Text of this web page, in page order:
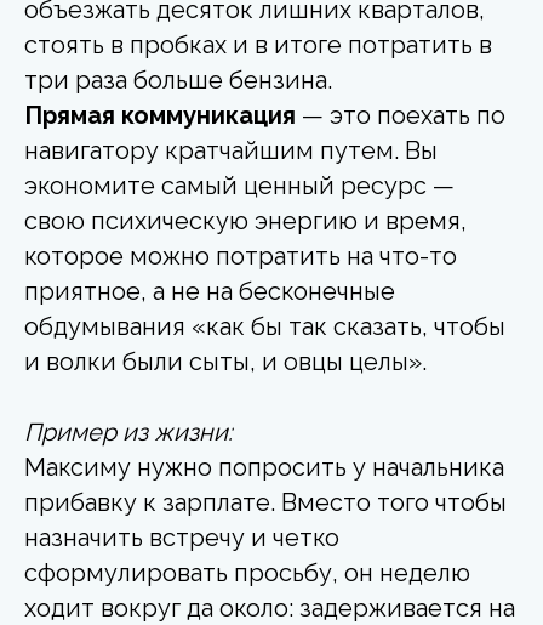
объезжать десяток лишних кварталов,
стоять в пробках и в итоге потратить в
три раза больше бензина.
Прямая коммуникация — это поехать по
навигатору кратчайшим путем. Вы
экономите самый ценный ресурс —
свою психическую энергию и время,
которое можно потратить на что-то
приятное, а не на бесконечные
обдумывания «как бы так сказать, чтобы
и волки были сыты, и овцы целы».
Пример из жизни:
Максиму нужно попросить у начальника
прибавку к зарплате. Вместо того чтобы
назначить встречу и четко
сформулировать просьбу, он неделю
ходит вокруг да около: задерживается на